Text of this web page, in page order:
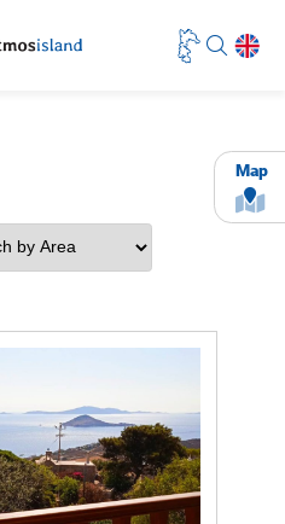
Map